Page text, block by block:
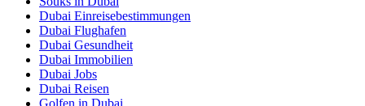
Dubai Einreisebestimmungen
Dubai Flughafen
Dubai Gesundheit
Dubai Immobilien
Dubai Jobs
Dubai Reisen
Golfen in Dubai